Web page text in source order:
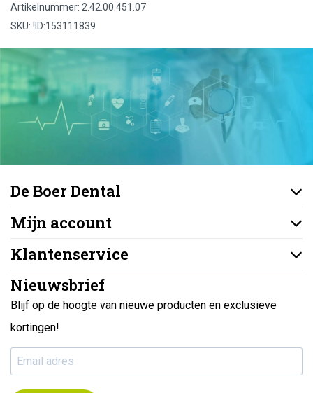
Artikelnummer: 2.42.00.451.07
SKU: !ID:153111839
De Boer Dental
Mijn account
Klantenservice
Nieuwsbrief
Blijf op de hoogte van nieuwe producten en exclusieve
kortingen!